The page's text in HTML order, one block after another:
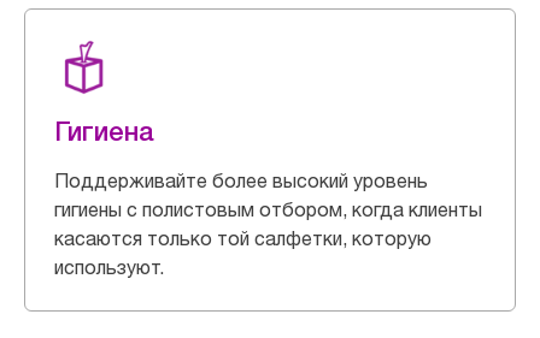
Гигиена
Поддерживайте более высокий уровень
гигиены с полистовым отбором, когда клиенты
касаются только той салфетки, которую
используют.